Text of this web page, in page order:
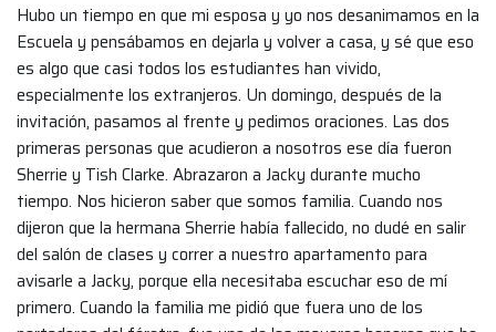
Hubo un tiempo en que mi esposa y yo nos desanimamos en la
Escuela y pensábamos en dejarla y volver a casa, y sé que eso
es algo que casi todos los estudiantes han vivido,
especialmente los extranjeros. Un domingo, después de la
invitación, pasamos al frente y pedimos oraciones. Las dos
primeras personas que acudieron a nosotros ese día fueron
Sherrie y Tish Clarke. Abrazaron a Jacky durante mucho
tiempo. Nos hicieron saber que somos familia. Cuando nos
dijeron que la hermana Sherrie había fallecido, no dudé en salir
del salón de clases y correr a nuestro apartamento para
avisarle a Jacky, porque ella necesitaba escuchar eso de mí
primero. Cuando la familia me pidió que fuera uno de los